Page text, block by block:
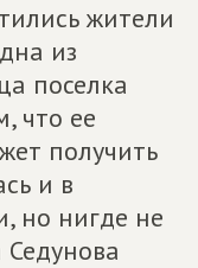
жители
из
поселка
что ее
получить
и в
но нигде не
Седунова